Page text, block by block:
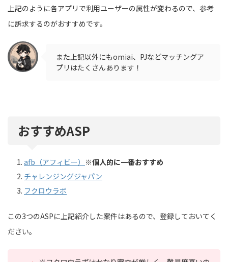
上記のように各アプリで利用ユーザーの属性が変わるので、参考
に訴求するのがおすすめです。
また上記以外にもomiai、PJなどマッチングア
プリはたくさんあります！
おすすめASP
afb（アフィビー） ※個人的に一番おすすめ
チャレンジングジャパン
フクロウラボ
この3つのASPに上記紹介した案件はあるので、登録しておいてく
ださい。